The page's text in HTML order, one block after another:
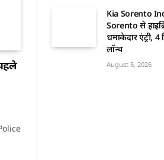
Kia Sorento
Sorento से
धमाकेदार एंट्री,
लॉन्च
August 5, 2026